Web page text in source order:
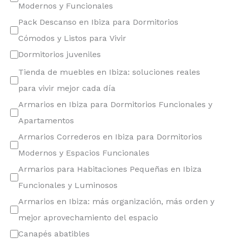
Modernos y Funcionales
Pack Descanso en Ibiza para Dormitorios
Cómodos y Listos para Vivir
Dormitorios juveniles
Tienda de muebles en Ibiza: soluciones reales
para vivir mejor cada día
Armarios en Ibiza para Dormitorios Funcionales y
Apartamentos
Armarios Correderos en Ibiza para Dormitorios
Modernos y Espacios Funcionales
Armarios para Habitaciones Pequeñas en Ibiza
Funcionales y Luminosos
Armarios en Ibiza: más organización, más orden y
mejor aprovechamiento del espacio
Canapés abatibles